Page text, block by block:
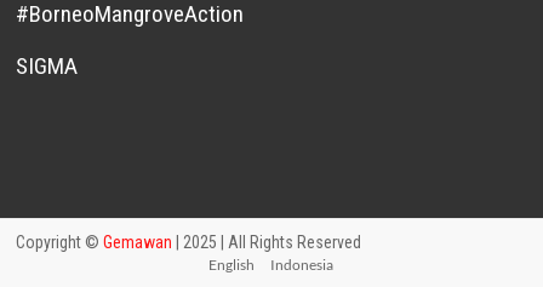
#BorneoMangroveAction
SIGMA
Copyright ©Gemawan | 2025 | All Rights Reserved
English Indonesia